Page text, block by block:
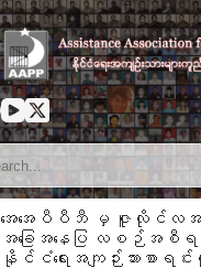
Skip
to
content
အေအေပီပီဘီ မှ ဇူလိုင်လအတွ
အခြေအနေပြ လစဉ်အ
နိုင်ငံရေးအကျဉ်းသားစာရ